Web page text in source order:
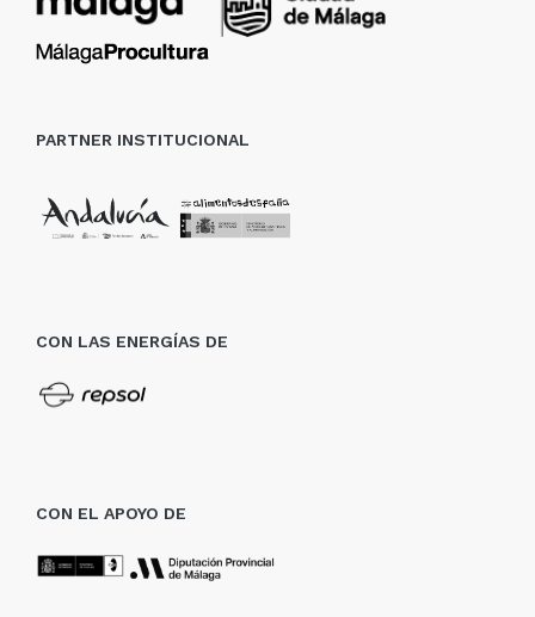
PARTNER INSTITUCIONAL
CON LAS ENERGÍAS DE
CON EL APOYO DE